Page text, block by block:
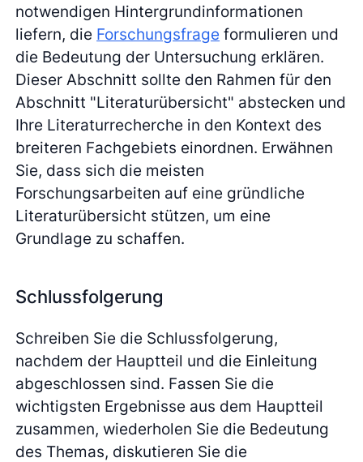
notwendigen Hintergrundinformationen
liefern, die Forschungsfrage formulieren und
die Bedeutung der Untersuchung erklären.
Dieser Abschnitt sollte den Rahmen für den
Abschnitt "Literaturübersicht" abstecken und
Ihre Literaturrecherche in den Kontext des
breiteren Fachgebiets einordnen. Erwähnen
Sie, dass sich die meisten
Forschungsarbeiten auf eine gründliche
Literaturübersicht stützen, um eine
Grundlage zu schaffen.
Schlussfolgerung
Schreiben Sie die Schlussfolgerung,
nachdem der Hauptteil und die Einleitung
abgeschlossen sind. Fassen Sie die
wichtigsten Ergebnisse aus dem Hauptteil
zusammen, wiederholen Sie die Bedeutung
des Themas, diskutieren Sie die